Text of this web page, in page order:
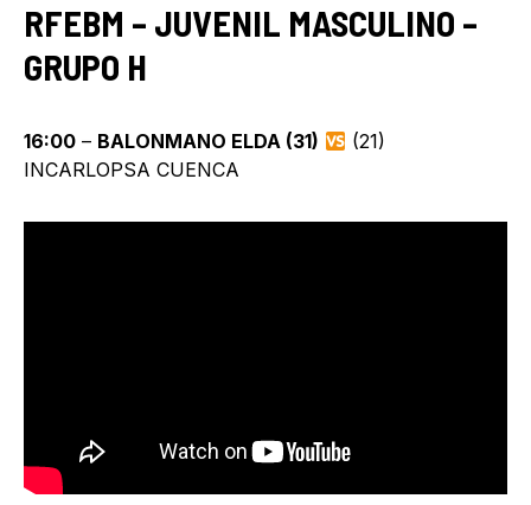
RFEBM – JUVENIL MASCULINO –
GRUPO H
16:00 – BALONMANO ELDA (31)
(21)
INCARLOPSA CUENCA